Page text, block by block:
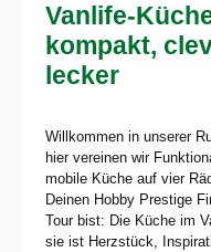
Vanlife-
kompakt,
lecker
Willkommen in unserer
hier vereinen wir
mobile Küche auf vier
Deinen Hobby Prestige
Tour bist: Die Küche im
sie ist Herzstück,